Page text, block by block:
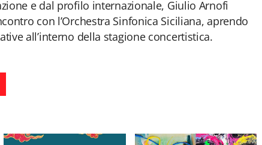
e dal profilo internazionale, Giulio Arnofi
con l’Orchestra Sinfonica Siciliana, aprendo
all’interno della stagione concertistica.